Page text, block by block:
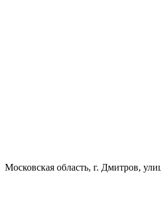
Московская область, г. Дмитров,